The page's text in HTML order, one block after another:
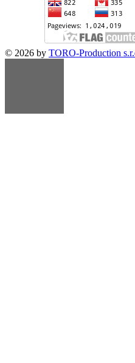
© 2026 by TORO-Production